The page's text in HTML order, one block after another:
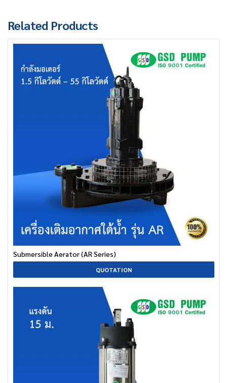
Related Products
Submersible Aerator (AR Series)
QUOTATION